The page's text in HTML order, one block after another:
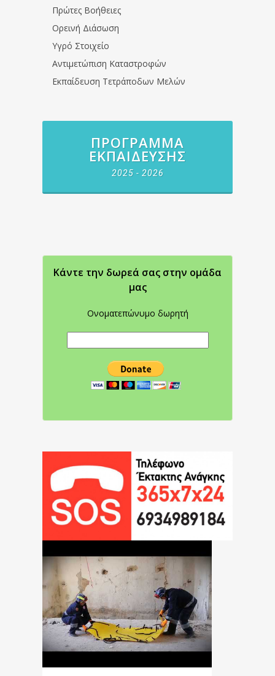
Πρώτες Βοήθειες
Ορεινή Διάσωση
Υγρό Στοιχείο
Αντιμετώπιση Καταστροφών
Εκπαίδευση Τετράποδων Μελών
ΠΡΌΓΡΑΜΜΑ
ΕΚΠΑΊΔΕΥΣΗΣ
2025 - 2026
Κάντε την δωρεά σας στην oμάδα
μας
Ονοματεπώνυμο δωρητή